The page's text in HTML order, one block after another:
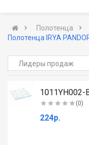
Полотенца
Полотенца IRYA
Лидеры продаж
1011YH002-
(0)
224р.